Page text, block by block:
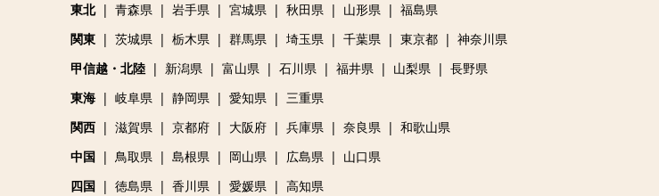
東北
青森県 岩手県 宮城県 秋田県 山形県
福島県
関東
茨城県 栃木県 群馬県 埼玉県 千葉県 東京都
神奈川県
甲信越・北陸
新潟県 富山県 石川県 福井県 山梨県
長野県
東海
岐阜県 静岡県 愛知県
三重県
関西
滋賀県 京都府 大阪府 兵庫県 奈良県
和歌山県
中国
鳥取県 島根県 岡山県 広島県
山口県
四国
徳島県 香川県 愛媛県
高知県